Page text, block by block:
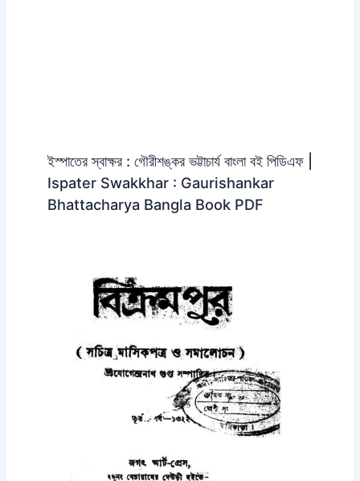
ইস্পাতের স্বাক্ষর : গৌরীশঙ্কর ভট্টাচার্য বাংলা বই পিডিএফ |
Ispater Swakkhar : Gaurishankar
Bhattacharya Bangla Book PDF